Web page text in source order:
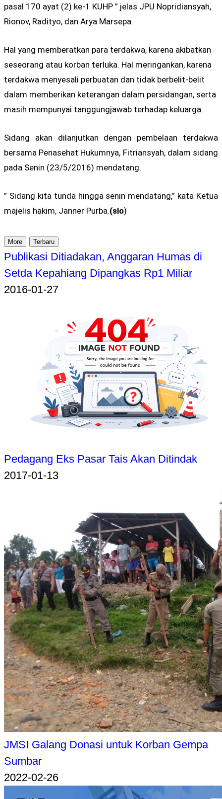
pasal 170 ayat (2) ke-1 KUHP ” jelas JPU Nopridiansyah,
Rionov, Radityo, dan Arya Marsepa.
Hal yang memberatkan para terdakwa, karena akibatkan
seseorang atau korban terluka. Hal meringankan, karena
terdakwa menyesali perbuatan dan tidak berbelit-belit
dalam memberikan keterangan dalam persidangan, serta
masih mempunyai tanggungjawab terhadap keluarga.
Sidang akan dilanjutkan dengan pembelaan terdakwa
bersama Penasehat Hukumnya, Fitriansyah, dalam sidang
pada Senin (23/5/2016) mendatang.
” Sidang kita tunda hingga senin mendatang,” kata Ketua
majelis hakim, Janner Purba.(slo)
More Terbaru
Publikasi Ditiadakan, Anggaran Humas di
Setda Kepahiang Dipangkas Rp1 Miliar
2016-01-27
Pedagang Eks Pasar Tais Akan Ditindak
2017-01-13
JMSI Galang Donasi untuk Korban Gempa
Sumbar
2022-02-26